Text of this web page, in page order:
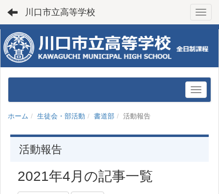
川口市立高等学校
ホーム 生徒会・部活動 書道部 活動報告
活動報告
2021年4月の記事一覧